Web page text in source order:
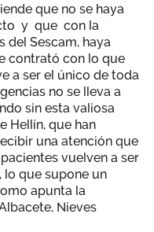
que no se haya
y que con la
del Sescam, haya
contrató con lo que
a ser el único de toda
no se lleva a
sin esta valiosa
Hellín, que han
una atención que
vuelven a ser
lo que supone un
apunta la
Nieves